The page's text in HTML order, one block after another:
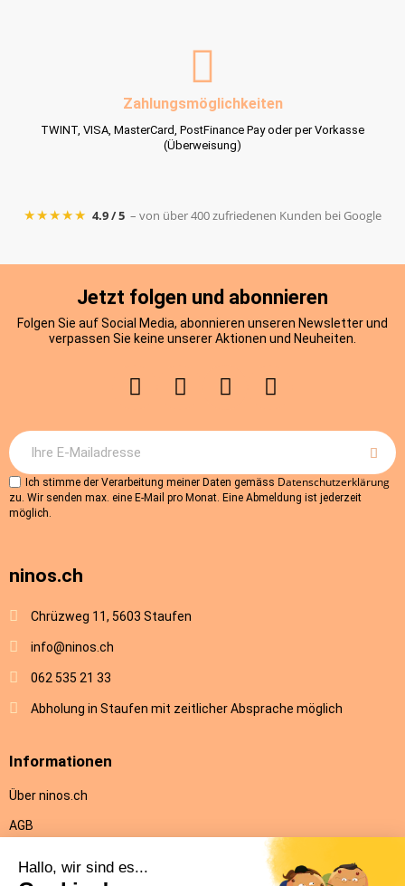
Zahlungsmöglichkeiten
TWINT, VISA, MasterCard, PostFinance Pay oder per Vorkasse
(Überweisung)
★★★★★ 4.9 / 5 – von über 400 zufriedenen Kunden bei Google
Jetzt folgen und abonnieren
Folgen Sie auf Social Media, abonnieren unseren Newsletter und
verpassen Sie keine unserer Aktionen und Neuheiten.
Ich stimme der Verarbeitung meiner Daten gemäss Datenschutzerklärung
zu. Wir senden max. eine E-Mail pro Monat. Eine Abmeldung ist jederzeit
möglich.
ninos.ch
Chrüzweg 11, 5603 Staufen
info@ninos.ch
062 535 21 33
Abholung in Staufen mit zeitlicher Absprache möglich
Informationen
Über ninos.ch
AGB